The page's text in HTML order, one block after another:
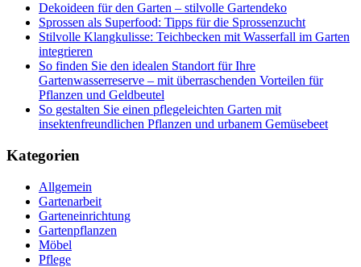
Dekoideen für den Garten – stilvolle Gartendeko
Sprossen als Superfood: Tipps für die Sprossenzucht
Stilvolle Klangkulisse: Teichbecken mit Wasserfall im Garten
integrieren
So finden Sie den idealen Standort für Ihre
Gartenwasserreserve – mit überraschenden Vorteilen für
Pflanzen und Geldbeutel
So gestalten Sie einen pflegeleichten Garten mit
insektenfreundlichen Pflanzen und urbanem Gemüsebeet
Kategorien
Allgemein
Gartenarbeit
Garteneinrichtung
Gartenpflanzen
Möbel
Pflege